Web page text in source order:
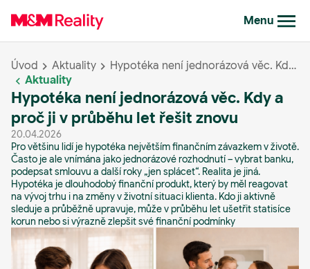
Menu
Úvod Aktuality
Hypotéka není jednorázová věc. Kdy a proč ji v průběhu let řešit znovu
Aktuality
Hypotéka není jednorázová věc. Kdy a
proč ji v průběhu let řešit znovu
20.04.2026
Pro většinu lidí je hypotéka největším finančním závazkem v životě.
Často je ale vnímána jako jednorázové rozhodnutí – vybrat banku,
podepsat smlouvu a další roky „jen splácet“. Realita je jiná.
Hypotéka je dlouhodobý finanční produkt, který by měl reagovat
na vývoj trhu i na změny v životní situaci klienta. Kdo ji aktivně
sleduje a průběžně upravuje, může v průběhu let ušetřit statisíce
korun nebo si výrazně zlepšit své finanční podmínky